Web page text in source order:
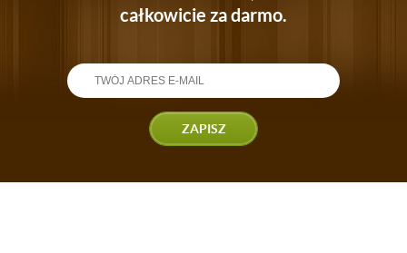
całkowicie za darmo.
ZAPISZ